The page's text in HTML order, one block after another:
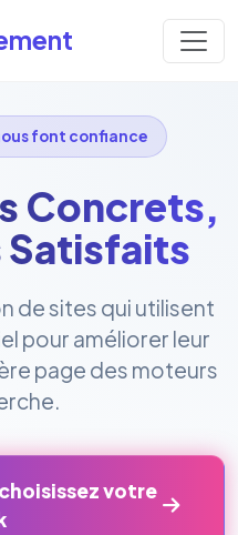
font confiance
Concrets,
Satisfaits
de sites qui utilisent
pour améliorer leur
page des moteurs
votre